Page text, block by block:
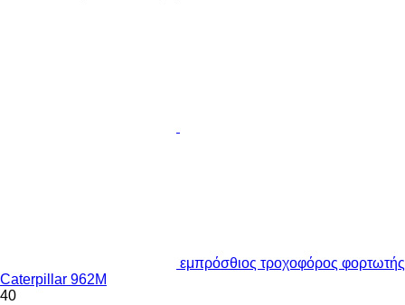
εμπρόσθιος τροχοφόρος φορτωτής
Caterpillar 962M
40